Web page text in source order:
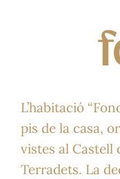
L’habitació
pis de la casa,
vistes al Castell
Terradets. La